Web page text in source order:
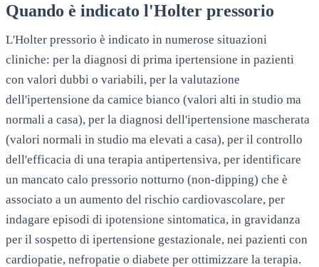
Quando è indicato l'Holter pressorio
L'Holter pressorio è indicato in numerose situazioni
cliniche: per la diagnosi di prima ipertensione in pazienti
con valori dubbi o variabili, per la valutazione
dell'ipertensione da camice bianco (valori alti in studio ma
normali a casa), per la diagnosi dell'ipertensione mascherata
(valori normali in studio ma elevati a casa), per il controllo
dell'efficacia di una terapia antipertensiva, per identificare
un mancato calo pressorio notturno (non-dipping) che è
associato a un aumento del rischio cardiovascolare, per
indagare episodi di ipotensione sintomatica, in gravidanza
per il sospetto di ipertensione gestazionale, nei pazienti con
cardiopatie, nefropatie o diabete per ottimizzare la terapia.